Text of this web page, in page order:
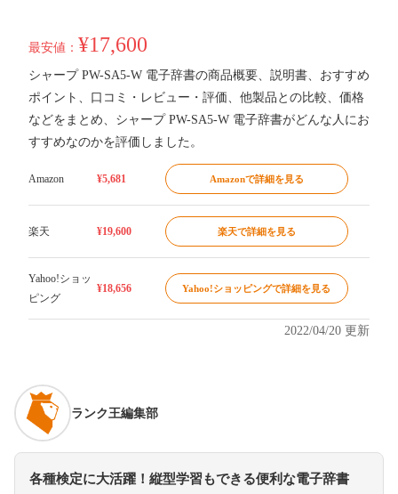
最安値： ¥17,600
シャープ PW-SA5-W 電子辞書の商品概要、説明書、おすすめ
ポイント、口コミ・レビュー・評価、他製品との比較、価格
などをまとめ、シャープ PW-SA5-W 電子辞書がどんな人にお
すすめなのかを評価しました。
Amazon ¥5,681 Amazonで詳細を見る
楽天 ¥19,600 楽天で詳細を見る
Yahoo!ショッ
ピング
¥18,656 Yahoo!ショッピングで詳細を見る
2022/04/20 更新
ランク王編集部
各種検定に大活躍！縦型学習もできる便利な電子辞書